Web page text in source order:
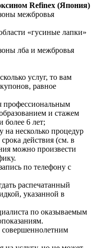
Rеfinех (Япония)
межбровья
«гусиные лапки»
лба и межбровья
услуг, то вам
равное
профессиональным
и стажем
более 6 лет;
несколько процедур
действия (см. в
можно произвести
по телефону с
распечатанный
указанной в
по оказываемым
совершеннолетним